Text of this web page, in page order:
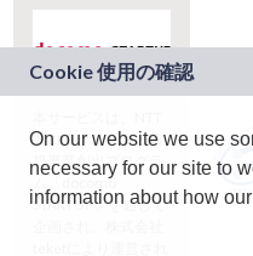
ドコモグループの新
規事業創出プログラ
ム「docomo
STARTUP」を通じて
On our website we use
necessary for our site to
information about how